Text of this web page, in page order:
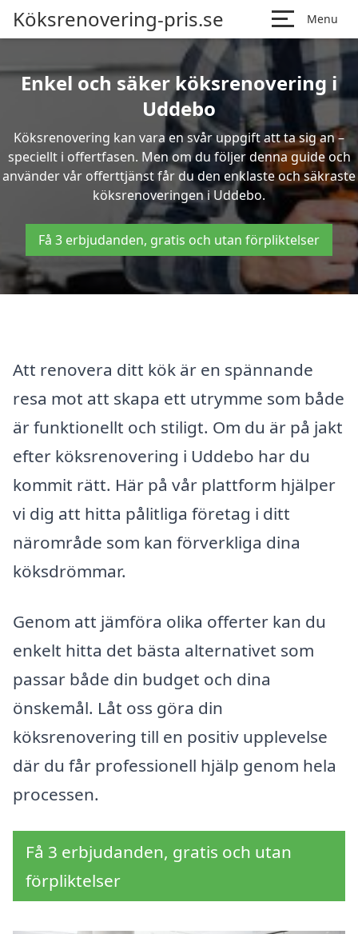
Köksrenovering-pris.se Menu
Enkel och säker köksrenovering i
Uddebo
Köksrenovering kan vara en svår uppgift att ta sig an –
speciellt i offertfasen. Men om du följer denna guide och
använder vår offerttjänst får du den enklaste och säkraste
köksrenoveringen i Uddebo.
Få 3 erbjudanden, gratis och utan förpliktelser
Att renovera ditt kök är en spännande
resa mot att skapa ett utrymme som både
är funktionellt och stiligt. Om du är på jakt
efter köksrenovering i Uddebo har du
kommit rätt. Här på vår plattform hjälper
vi dig att hitta pålitliga företag i ditt
närområde som kan förverkliga dina
köksdrömmar.
Genom att jämföra olika offerter kan du
enkelt hitta det bästa alternativet som
passar både din budget och dina
önskemål. Låt oss göra din
köksrenovering till en positiv upplevelse
där du får professionell hjälp genom hela
processen.
Få 3 erbjudanden, gratis och utan
förpliktelser